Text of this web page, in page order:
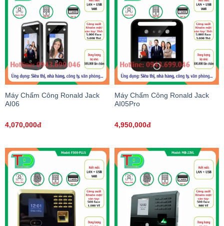
Máy Chấm Công Ronald Jack
AI06
4,070,000đ
Máy Chấm Công Ronald Jack
AI05Pro
4,950,000đ